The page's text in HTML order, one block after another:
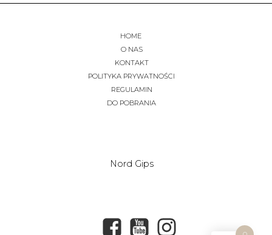
HOME
O NAS
KONTAKT
POLITYKA PRYWATNOŚCI
REGULAMIN
DO POBRANIA
Nord Gips